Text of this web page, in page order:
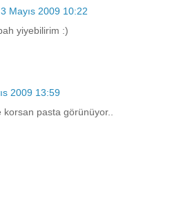
3 Mayıs 2009 10:22
yiyebilirim :)
2009 13:59
pasta görünüyor..